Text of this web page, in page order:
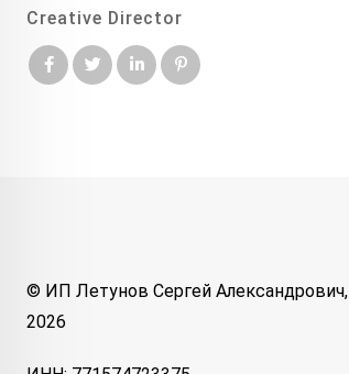
Creative Director
© ИП Летунов Сергей Александрович,
2026